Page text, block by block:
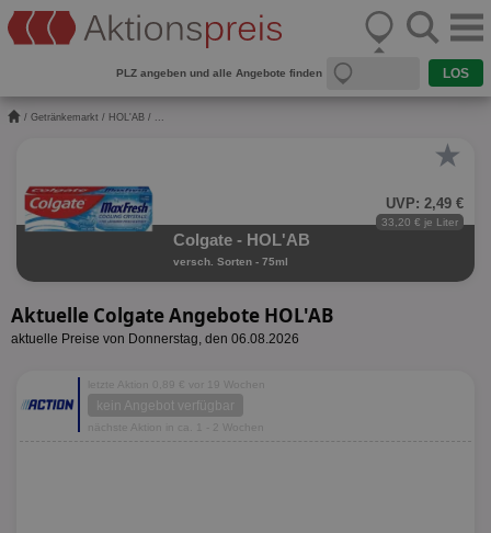
PLZ angeben und alle Angebote finden
/ Getränkemarkt / HOL'AB / ...
★
UVP: 2,49 €
33,20 € je Liter
Colgate - HOL'AB
versch. Sorten - 75ml
Aktuelle Colgate Angebote HOL'AB
aktuelle Preise von Donnerstag, den 06.08.2026
letzte Aktion 0,89 € vor 19 Wochen
kein Angebot verfügbar
nächste Aktion in ca. 1 - 2 Wochen